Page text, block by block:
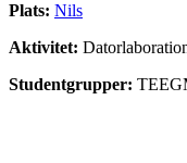
Plats: Nils
Aktivitet:
Studentgrupper: